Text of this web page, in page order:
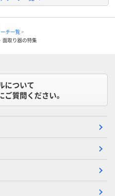
チ一覧
面取り器の特集
について
ご質問ください。